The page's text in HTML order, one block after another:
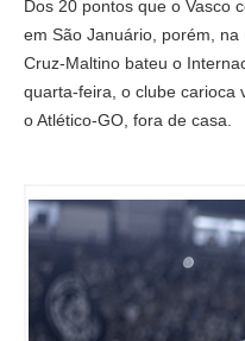
Dos 20 pontos que o Vasco
em São Januário, porém,
Cruz-Maltino bateu o
quarta-feira, o clube carioca
o Atlético-GO, fora de casa.